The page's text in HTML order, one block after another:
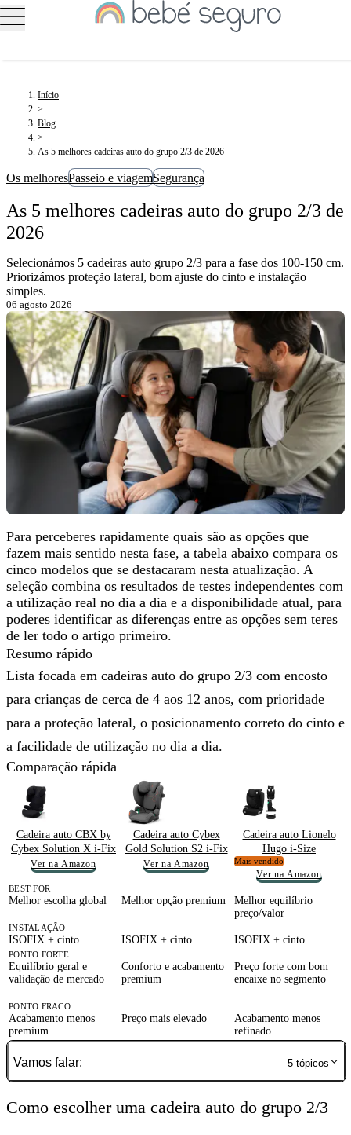
Início
>
Blog
>
As 5 melhores cadeiras auto do grupo 2/3 de 2026
Os melhoresPasseio e viagemSegurança
As 5 melhores cadeiras auto do grupo 2/3 de
2026
Selecionámos 5 cadeiras auto grupo 2/3 para a fase dos 100-150 cm.
Priorizámos proteção lateral, bom ajuste do cinto e instalação
simples.
06 agosto 2026
Para perceberes rapidamente quais são as opções que
fazem mais sentido nesta fase, a tabela abaixo compara os
cinco modelos que se destacaram nesta atualização. A
seleção combina os resultados de testes independentes com
a utilização real no dia a dia e a disponibilidade atual, para
poderes identificar as diferenças entre as opções sem teres
de ler todo o artigo primeiro.
Resumo rápido
Lista focada em cadeiras auto do grupo 2/3 com encosto
para crianças de cerca de 4 aos 12 anos, com prioridade
para a proteção lateral, o posicionamento correto do cinto e
a facilidade de utilização no dia a dia.
Comparação rápida
Cadeira auto CBX by
Cybex Solution X i-Fix
Ver na Amazon
Cadeira auto Cybex
Gold Solution S2 i-Fix
Ver na Amazon
Cadeira auto Lionelo
Hugo i-Size
Mais vendido
Ver na Amazon
BEST FOR
Melhor escolha global Melhor opção premium
Melhor equilíbrio
preço/valor
INSTALAÇÃO
ISOFIX + cinto ISOFIX + cinto ISOFIX + cinto
PONTO FORTE
Equilíbrio geral e
validação de mercado
Conforto e acabamento
premium
Preço forte com bom
encaixe no segmento
PONTO FRACO
Acabamento menos
premium
Preço mais elevado
Acabamento menos
refinado
Vamos falar: 5 tópicos
Como escolher uma cadeira auto do grupo 2/3